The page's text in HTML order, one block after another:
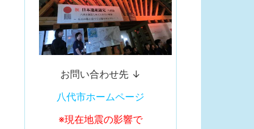
お問い合わせ先 ↓
八代市ホームページ
※現在地震の影響で